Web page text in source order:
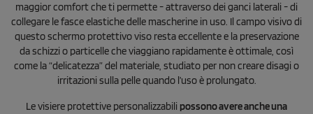
maggior comfort che ti permette - attraverso dei ganci laterali - di
collegare le fasce elastiche delle mascherine in uso. Il campo visivo di
questo schermo protettivo viso resta eccellente e la preservazione
da schizzi o particelle che viaggiano rapidamente è ottimale, così
come la “delicatezza” del materiale, studiato per non creare disagi o
irritazioni sulla pelle quando l’uso è prolungato.
Le visiere protettive personalizzabili possono avere anche una